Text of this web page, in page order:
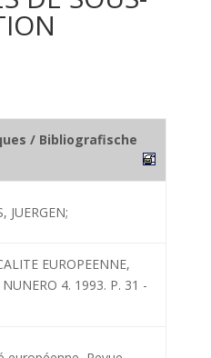
/ Bibliografische
JUERGEN;
EUROPEENNE,
NUNERO 4. 1993. P. 31 -